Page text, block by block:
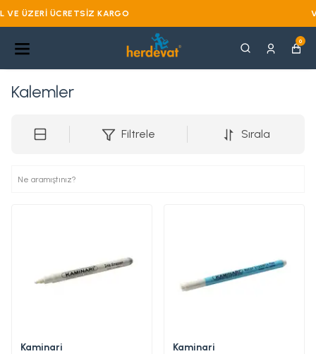
VADE FARKSIZ 3 TAKSIT
0
Kalemler
Filtrele Sırala
Kaminari Kaminari